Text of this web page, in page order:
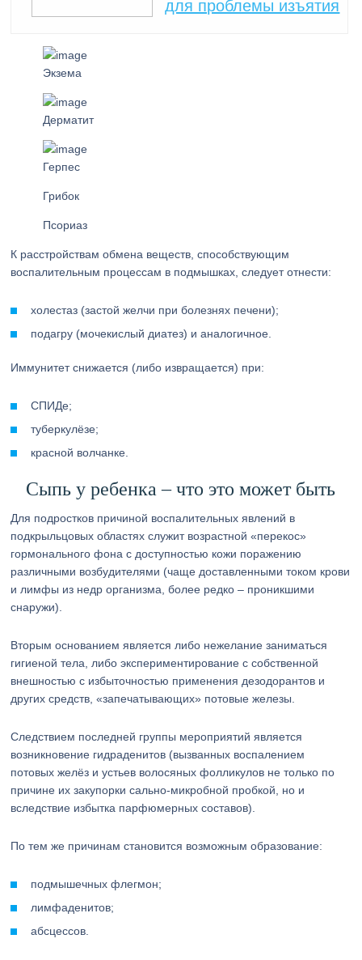
для проблемы изъятия
Экзема
Дерматит
Герпес
Грибок
Псориаз
К расстройствам обмена веществ, способствующим
воспалительным процессам в подмышках, следует отнести:
холестаз (застой желчи при болезнях печени);
подагру (мочекислый диатез) и аналогичное.
Иммунитет снижается (либо извращается) при:
СПИДе;
туберкулёзе;
красной волчанке.
Сыпь у ребенка – что это может быть
Для подростков причиной воспалительных явлений в
подкрыльцовых областях служит возрастной «перекос»
гормонального фона с доступностью кожи поражению
различными возбудителями (чаще доставленными током крови
и лимфы из недр организма, более редко – проникшими
снаружи).
Вторым основанием является либо нежелание заниматься
гигиеной тела, либо экспериментирование с собственной
внешностью с избыточностью применения дезодорантов и
других средств, «запечатывающих» потовые железы.
Следствием последней группы мероприятий является
возникновение гидраденитов (вызванных воспалением
потовых желёз и устьев волосяных фолликулов не только по
причине их закупорки сально-микробной пробкой, но и
вследствие избытка парфюмерных составов).
По тем же причинам становится возможным образование:
подмышечных флегмон;
лимфаденитов;
абсцессов.